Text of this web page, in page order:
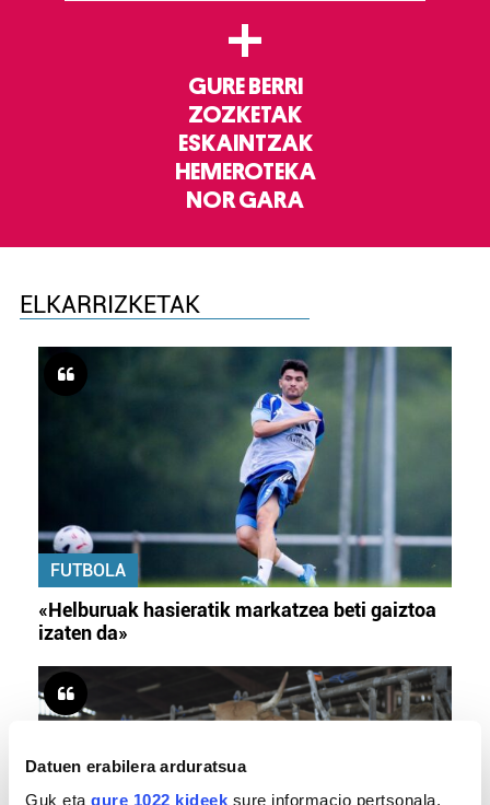
Datuen erabilera arduratsua
Guk eta gure 1022 kideek sure informacio pertsonala,
+
GURE BERRI
ZOZKETAK
ESKAINTZAK
HEMEROTEKA
NOR GARA
ELKARRIZKETAK
FUTBOLA
«Helburuak hasieratik markatzea beti gaiztoa
izaten da»